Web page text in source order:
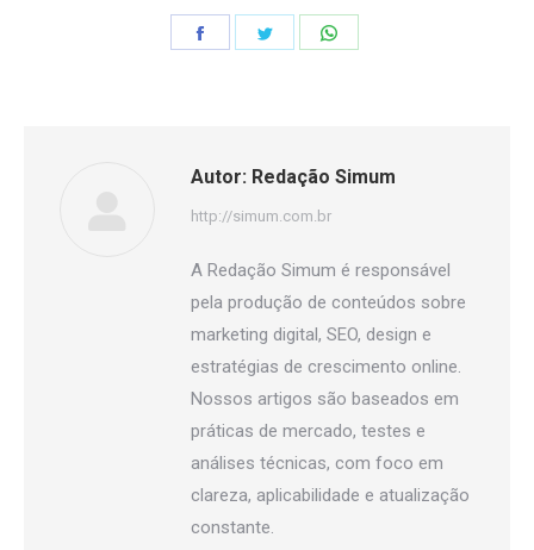
Autor: Redação Simum
http://simum.com.br
A Redação Simum é responsável
pela produção de conteúdos sobre
marketing digital, SEO, design e
estratégias de crescimento online.
Nossos artigos são baseados em
práticas de mercado, testes e
análises técnicas, com foco em
clareza, aplicabilidade e atualização
constante.